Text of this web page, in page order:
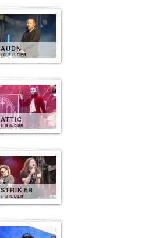
AUDN
10 BILDER
ATTIC
8 BILDER
STRIKER
8 BILDER